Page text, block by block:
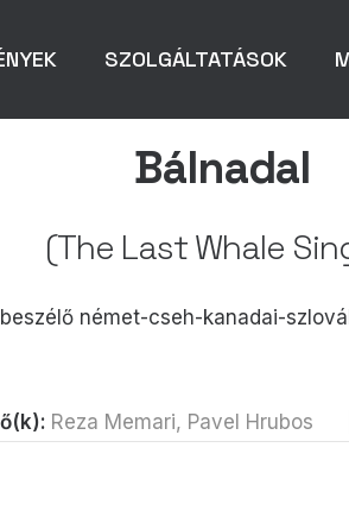
SZOLGÁLTATÁSOK
Bálnadal
(The Last Whale
német-cseh-kanadai-
Reza Memari, Pavel Hrubos